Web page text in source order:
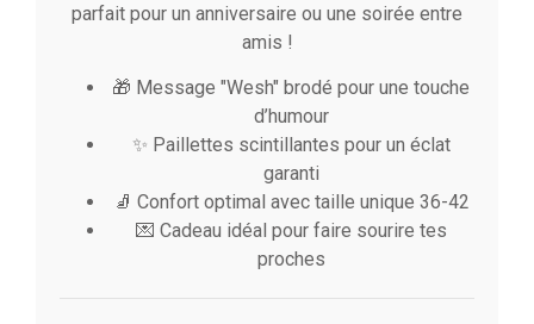
parfait pour un anniversaire ou une soirée entre
amis !
🎁 Message "Wesh" brodé pour une touche
d’humour
✨ Paillettes scintillantes pour un éclat
garanti
🧦 Confort optimal avec taille unique 36-42
💌 Cadeau idéal pour faire sourire tes
proches